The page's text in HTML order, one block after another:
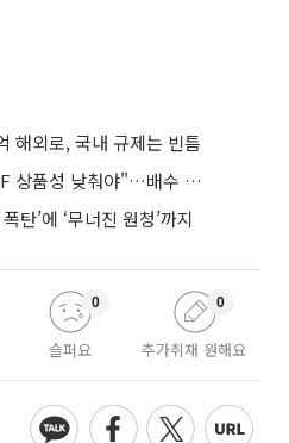
해외로, 국내 규제는 빈틈
與 "단일종목 레버리지 ETF 상품성 낮춰야"…배수 조정안도 거론
탄’에 ‘무너진 원청’까지
슬퍼요
0
추가취재 원해요
0